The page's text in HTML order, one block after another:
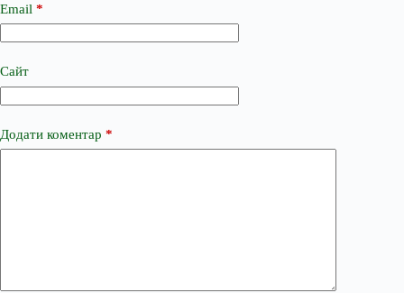
Email *
Сайт
Додати коментар *